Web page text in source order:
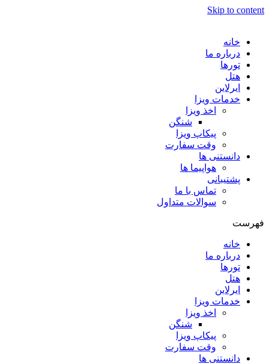
Skip to content
خانه
درباره ما
تورها
هتل
ایرلاین
خدمات ویزا
اخذ ویزا
شنگن
پیکاپ ویزا
وقت سفارت
دانستنی ها
هواپیما ها
پشتیبانی
تماس با ما
سوالات متداول
فهرست
خانه
درباره ما
تورها
هتل
ایرلاین
خدمات ویزا
اخذ ویزا
شنگن
پیکاپ ویزا
وقت سفارت
دانستنی ها